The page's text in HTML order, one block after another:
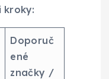
kroky:
Doporuč
ené
značky /